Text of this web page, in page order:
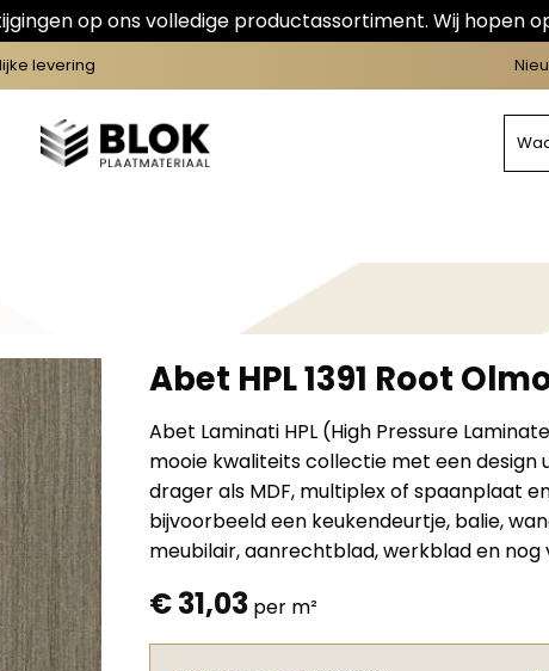
op ons volledige productassortiment. Wij hopen
levering
naar:
Abet HPL 1391 Root
Abet Laminati HPL (High Pressure
mooie kwaliteits collectie met een design
drager als MDF, multiplex of spaanplaat
bijvoorbeeld een keukendeurtje, balie,
meubilair, aanrechtblad, werkblad en nog
€31,03 per m²